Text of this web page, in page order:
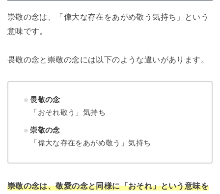
崇敬の念は、「偉大な存在をあがめ敬う気持ち」という
意味です。
畏敬の念と崇敬の念には以下のような違いがあります。
畏敬の念
「おそれ敬う」気持ち
崇敬の念
「偉大な存在をあがめ敬う」気持ち
崇敬の念は、敬愛の念と同様に「おそれ」という意味を